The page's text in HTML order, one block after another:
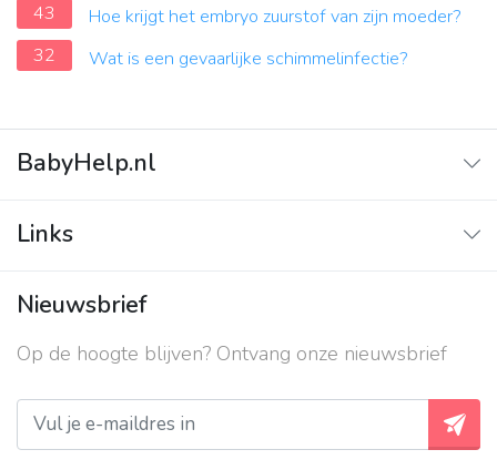
43
Hoe krijgt het embryo zuurstof van zijn moeder?
32
Wat is een gevaarlijke schimmelinfectie?
BabyHelp.nl
Vraag & Antwoord
Links
Contact
Over ons
Privacy beleid
Nieuwsbrief
Op de hoogte blijven? Ontvang onze nieuwsbrief